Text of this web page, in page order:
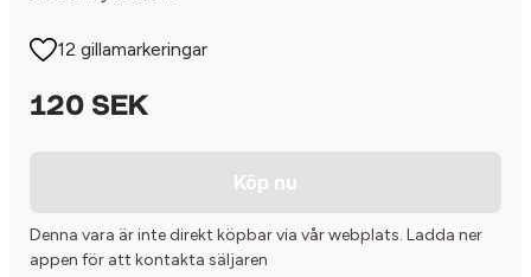
12 gillamarkeringar
120 SEK
Köp nu
Denna vara är inte direkt köpbar via vår webplats. Ladda ner
appen för att kontakta säljaren